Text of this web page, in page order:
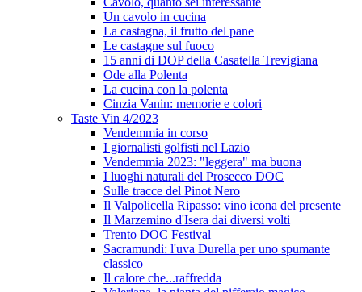
Un cavolo in cucina
La castagna, il frutto del pane
Le castagne sul fuoco
15 anni di DOP della Casatella Trevigiana
Ode alla Polenta
La cucina con la polenta
Cinzia Vanin: memorie e colori
Taste Vin 4/2023
Vendemmia in corso
I giornalisti golfisti nel Lazio
Vendemmia 2023: "leggera" ma buona
I luoghi naturali del Prosecco DOC
Sulle tracce del Pinot Nero
Il Valpolicella Ripasso: vino icona del presente
Il Marzemino d'Isera dai diversi volti
Trento DOC Festival
Sacramundi: l'uva Durella per uno spumante
classico
Il calore che...raffredda